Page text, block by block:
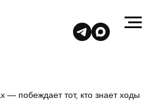
— побеждает тот, кто знает ходы